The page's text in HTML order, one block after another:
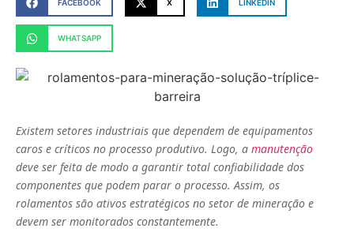
FACEBOOK X LINKEDIN
WHATSAPP
Existem setores industriais que dependem de equipamentos
caros e críticos no processo produtivo. Logo, a manutenção
deve ser feita de modo a garantir total confiabilidade dos
componentes que podem parar o processo. Assim, os
rolamentos são ativos estratégicos no setor de mineração e
devem ser monitorados constantemente.